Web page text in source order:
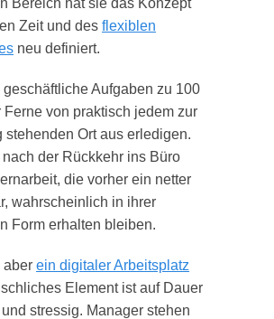
Bereich hat sie das Konzept
Zeit und des flexiblen
neu definiert.
geschäftliche Aufgaben zu 100
Ferne von praktisch jedem zur
stehenden Ort aus erledigen.
der Rückkehr ins Büro
die vorher ein netter
wahrscheinlich in ihrer
Form erhalten bleiben.
aber ein digitaler Arbeitsplatz
Element ist auf Dauer
stressig. Manager stehen